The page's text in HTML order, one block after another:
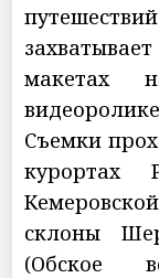
макетах
Съемки
склоны
(Обское